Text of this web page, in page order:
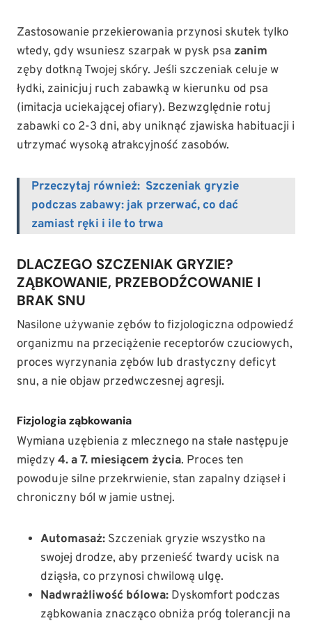
Zastosowanie przekierowania przynosi skutek tylko
wtedy, gdy wsuniesz szarpak w pysk psa zanim
zęby dotkną Twojej skóry. Jeśli szczeniak celuje w
łydki, zainicjuj ruch zabawką w kierunku od psa
(imitacja uciekającej ofiary). Bezwzględnie rotuj
zabawki co 2-3 dni, aby uniknąć zjawiska habituacji i
utrzymać wysoką atrakcyjność zasobów.
Przeczytaj również: Szczeniak gryzie
podczas zabawy: jak przerwać, co dać
zamiast ręki i ile to trwa
DLACZEGO SZCZENIAK GRYZIE?
ZĄBKOWANIE, PRZEBODŹCOWANIE I
BRAK SNU
Nasilone używanie zębów to fizjologiczna odpowiedź
organizmu na przeciążenie receptorów czuciowych,
proces wyrzynania zębów lub drastyczny deficyt
snu, a nie objaw przedwczesnej agresji.
Fizjologia ząbkowania
Wymiana uzębienia z mlecznego na stałe następuje
między4. a 7. miesiącem życia. Proces ten
powoduje silne przekrwienie, stan zapalny dziąseł i
chroniczny ból w jamie ustnej.
Automasaż: Szczeniak gryzie wszystko na
swojej drodze, aby przenieść twardy ucisk na
dziąsła, co przynosi chwilową ulgę.
Nadwrażliwość bólowa: Dyskomfort podczas
ząbkowania znacząco obniża próg tolerancji na